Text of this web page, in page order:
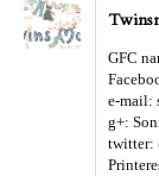
GFC
e-mail:
g+:
twitter: